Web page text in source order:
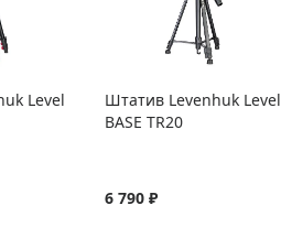
Level
Штатив Levenhuk Level
BASE TR20
6 790 ₽